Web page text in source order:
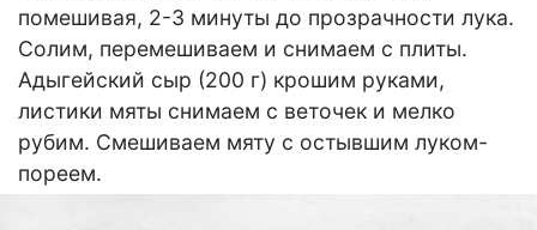
помешивая, 2-3 минуты до прозрачности лука.
Солим, перемешиваем и снимаем с плиты.
Адыгейский сыр (200 г) крошим руками,
листики мяты снимаем с веточек и мелко
рубим. Смешиваем мяту с остывшим луком-
пореем.